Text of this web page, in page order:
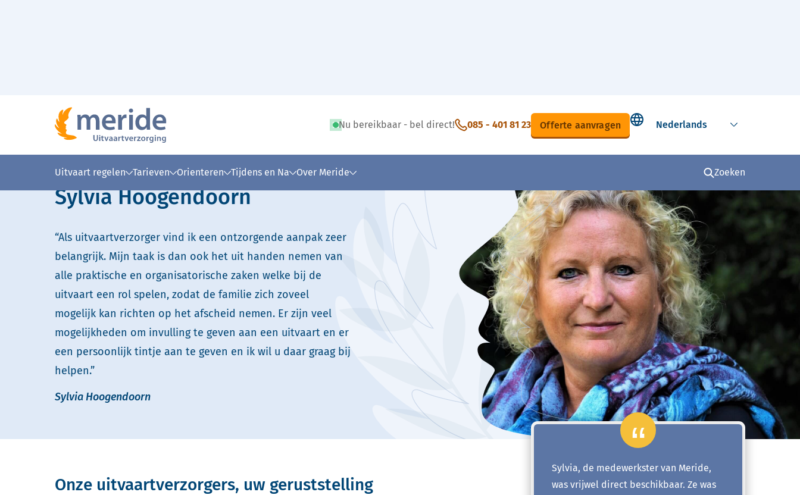
Nu bereikbaar - bel direct! 085 - 401 81 23 Offerte aanvragen
Select language
Uitvaart regelen Tarieven Orienteren Tijdens en Na Over Meride Zoeken
Home
>
Over Meride
>
Onze uitvaartverzorgers
Sylvia Hoogendoorn
Lees voor Uitleg woorden Simpele tekst
Sylvia Hoogendoorn
“Als uitvaartverzorger vind ik een ontzorgende aanpak zeer
belangrijk. Mijn taak is dan ook het uit handen nemen van
alle praktische en organisatorische zaken welke bij de
uitvaart een rol spelen, zodat de familie zich zoveel
mogelijk kan richten op het afscheid nemen. Er zijn veel
mogelijkheden om invulling te geven aan een uitvaart en er
een persoonlijk tintje aan te geven en ik wil u daar graag bij
helpen.”
Sylvia Hoogendoorn
Sylvia, de medewerkster van Meride,
was vrijwel direct beschikbaar. Ze was
Onze uitvaartverzorgers, uw geruststelling